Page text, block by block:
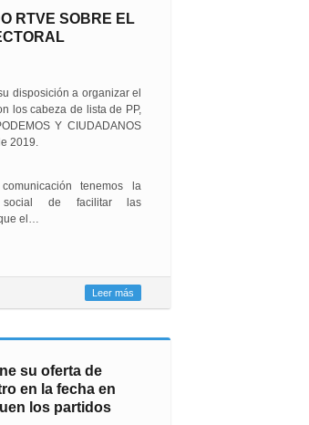
RTVE SOBRE EL
disposición a organizar el
los cabeza de lista de PP,
Y CIUDADANOS
2019.
tenemos la
social de facilitar las
el…
Leer más
su oferta de
en la fecha en
los partidos